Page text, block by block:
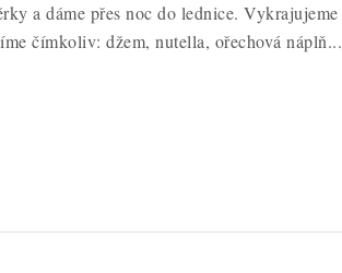
a dáme přes noc do lednice. Vykrajujeme
čímkoliv: džem, nutella, ořechová náplň...